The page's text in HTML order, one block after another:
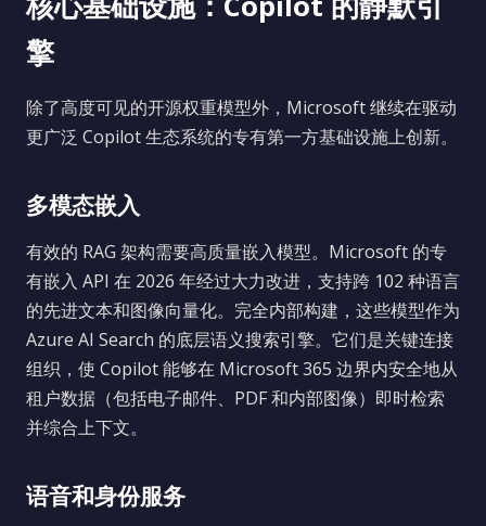
擎
除了高度可见的开源权重模型外，Microsoft 继续在驱动
更广泛 Copilot 生态系统的专有第一方基础设施上创新。
多模态嵌入
有效的 RAG 架构需要高质量嵌入模型。Microsoft 的专
有嵌入 API 在 2026 年经过大力改进，支持跨 102 种语言
的先进文本和图像向量化。完全内部构建，这些模型作为
Azure AI Search 的底层语义搜索引擎。它们是关键连接
组织，使 Copilot 能够在 Microsoft 365 边界内安全地从
租户数据（包括电子邮件、PDF 和内部图像）即时检索
并综合上下文。
语音和身份服务